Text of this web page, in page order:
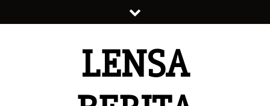
to
LENSA